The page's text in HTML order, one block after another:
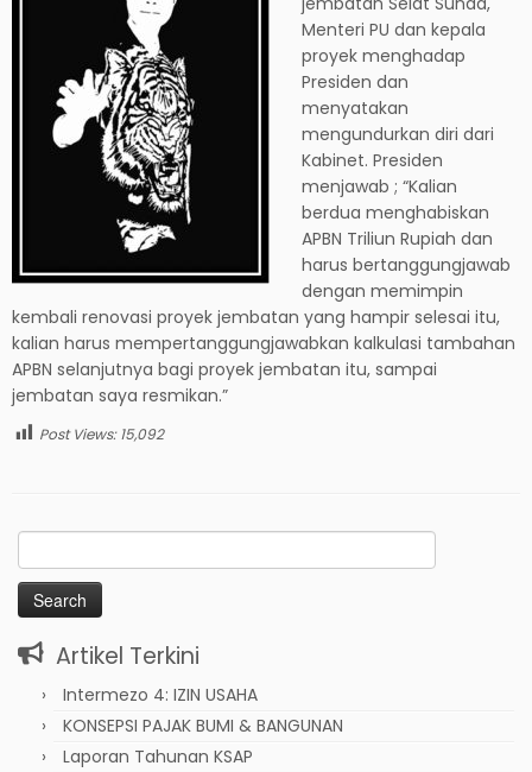
Menteri PU dan kepala
proyek menghadap
Presiden dan
menyatakan
mengundurkan diri dari
Kabinet. Presiden
menjawab ; “Kalian
berdua menghabiskan
APBN Triliun Rupiah dan
harus bertanggungjawab
dengan memimpin
kembali renovasi proyek jembatan yang hampir selesai itu,
kalian harus mempertanggungjawabkan kalkulasi tambahan
APBN selanjutnya bagi proyek jembatan itu, sampai
jembatan saya resmikan.”
Post Views: 15,092
Search
for:
Artikel Terkini
Intermezo 4: IZIN USAHA
KONSEPSI PAJAK BUMI & BANGUNAN
Laporan Tahunan KSAP